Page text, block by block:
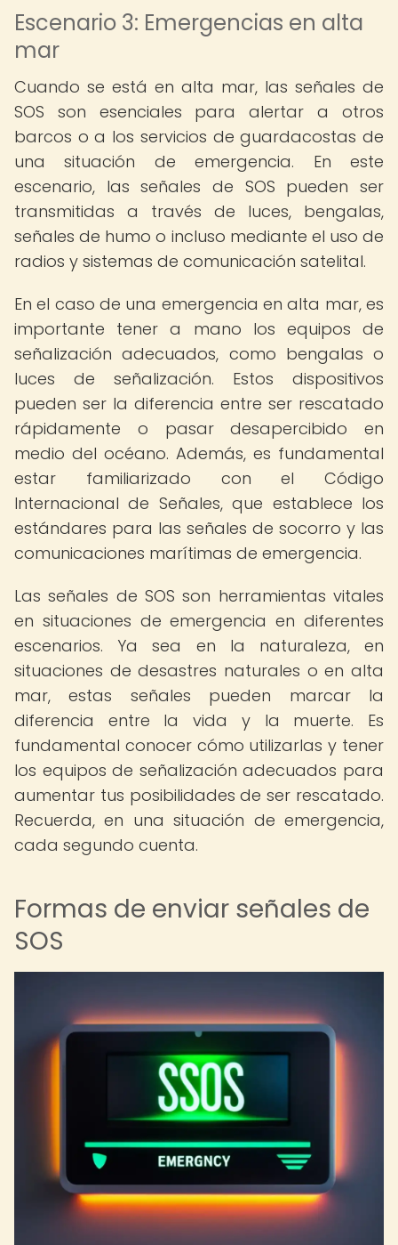
Escenario 3: Emergencias en alta
mar
Cuando se está en alta mar, las señales de
SOS son esenciales para alertar a otros
barcos o a los servicios de guardacostas de
una situación de emergencia. En este
escenario, las señales de SOS pueden ser
transmitidas a través de luces, bengalas,
señales de humo o incluso mediante el uso de
radios y sistemas de comunicación satelital.
En el caso de una emergencia en alta mar, es
importante tener a mano los equipos de
señalización adecuados, como bengalas o
luces de señalización. Estos dispositivos
pueden ser la diferencia entre ser rescatado
rápidamente o pasar desapercibido en
medio del océano. Además, es fundamental
estar familiarizado con el Código
Internacional de Señales, que establece los
estándares para las señales de socorro y las
comunicaciones marítimas de emergencia.
Las señales de SOS son herramientas vitales
en situaciones de emergencia en diferentes
escenarios. Ya sea en la naturaleza, en
situaciones de desastres naturales o en alta
mar, estas señales pueden marcar la
diferencia entre la vida y la muerte. Es
fundamental conocer cómo utilizarlas y tener
los equipos de señalización adecuados para
aumentar tus posibilidades de ser rescatado.
Recuerda, en una situación de emergencia,
cada segundo cuenta.
Formas de enviar señales de
SOS